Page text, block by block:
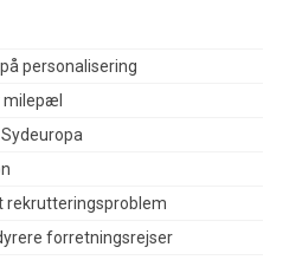
personalisering
milepæl
rekrutteringsproblem
forretningsrejser